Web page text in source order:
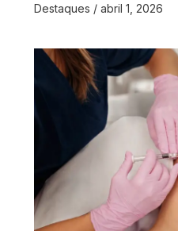
Destaques / abril 1, 2026